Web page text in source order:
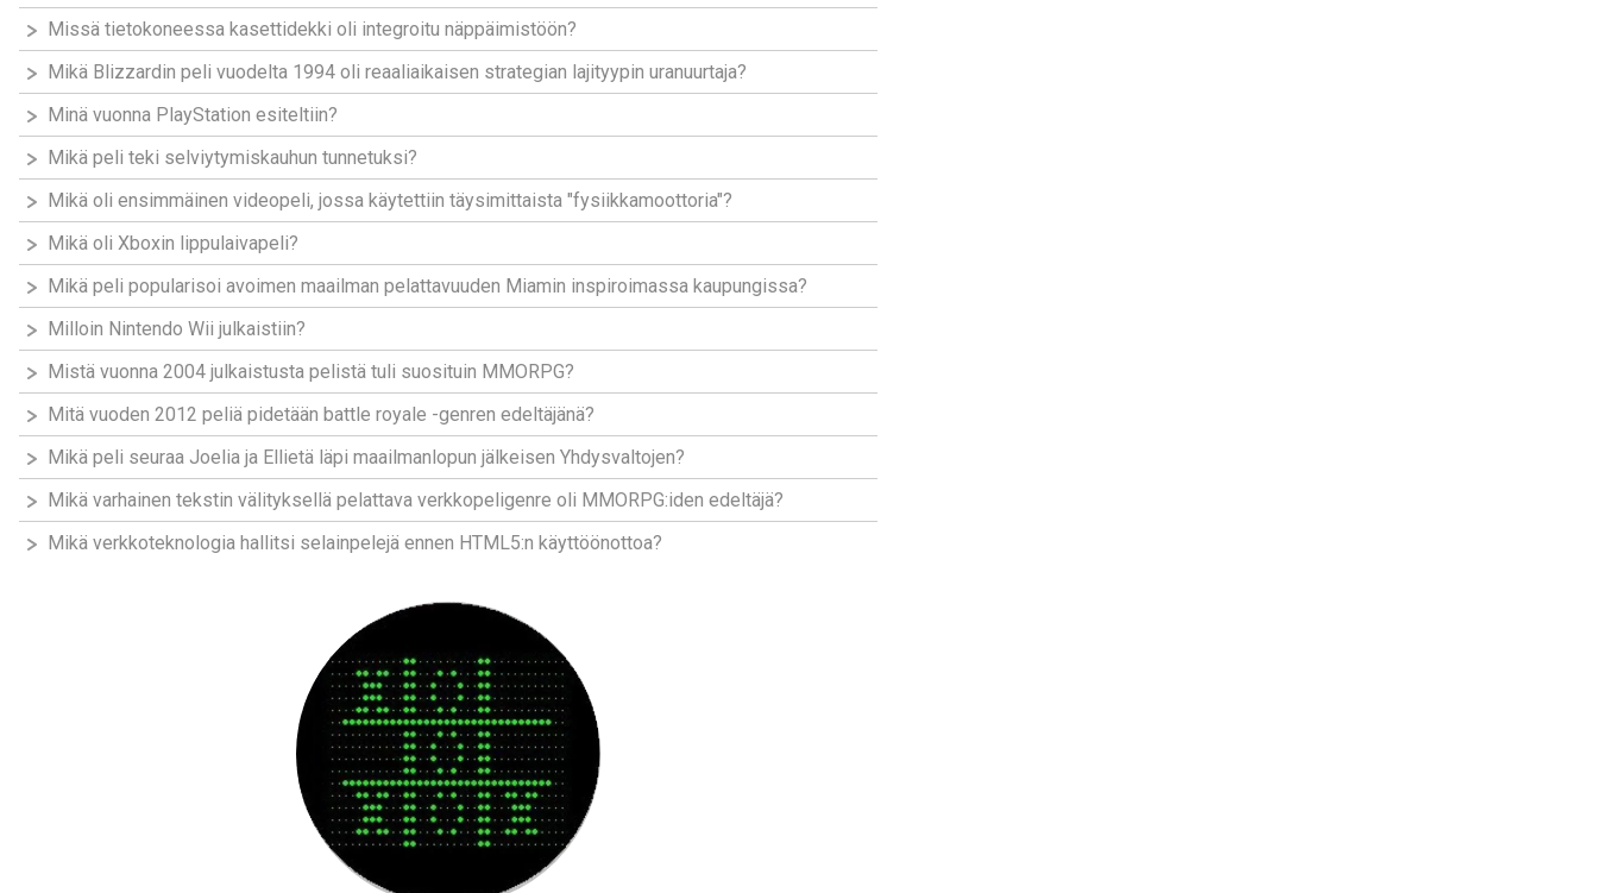
Missä tietokoneessa kasettidekki oli integroitu näppäimistöön?
Mikä Blizzardin peli vuodelta 1994 oli reaaliaikaisen strategian lajityypin uranuurtaja?
Minä vuonna PlayStation esiteltiin?
Mikä peli teki selviytymiskauhun tunnetuksi?
Mikä oli ensimmäinen videopeli, jossa käytettiin täysimittaista "fysiikkamoottoria"?
Mikä oli Xboxin lippulaivapeli?
Mikä peli popularisoi avoimen maailman pelattavuuden Miamin inspiroimassa kaupungissa?
Milloin Nintendo Wii julkaistiin?
Mistä vuonna 2004 julkaistusta pelistä tuli suosituin MMORPG?
Mitä vuoden 2012 peliä pidetään battle royale -genren edeltäjänä?
Mikä peli seuraa Joelia ja Ellietä läpi maailmanlopun jälkeisen Yhdysvaltojen?
Mikä varhainen tekstin välityksellä pelattava verkkopeligenre oli MMORPG:iden edeltäjä?
Mikä verkkoteknologia hallitsi selainpelejä ennen HTML5:n käyttöönottoa?